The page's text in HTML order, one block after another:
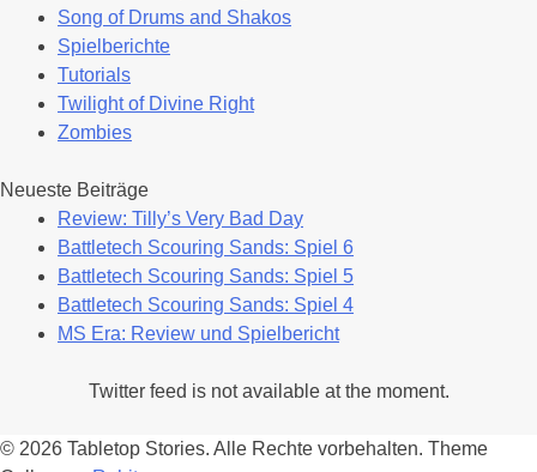
Song of Drums and Shakos
Spielberichte
Tutorials
Twilight of Divine Right
Zombies
Neueste Beiträge
Review: Tilly’s Very Bad Day
Battletech Scouring Sands: Spiel 6
Battletech Scouring Sands: Spiel 5
Battletech Scouring Sands: Spiel 4
MS Era: Review und Spielbericht
Twitter feed is not available at the moment.
© 2026 Tabletop Stories. Alle Rechte vorbehalten. Theme